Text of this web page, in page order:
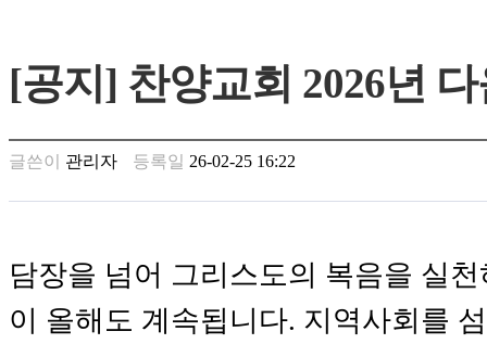
남
은
꼴
크
넷
소
[공지] 찬양교회 2026년
글쓴이 관리자 등록일 26-02-25 16:22
담장을 넘어 그리스도의 복음을 실
이 올해도 계속됩니다. 지역사회를